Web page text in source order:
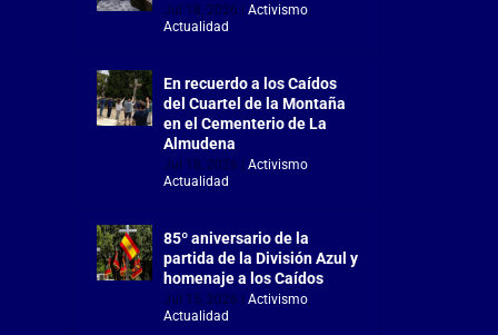
Jul 18, 2026 |Activismo,
Actualidad
En recuerdo a los Caídos
del Cuartel de la Montaña
en el Cementerio de La
Almudena
Jul 18, 2026 |Activismo,
Actualidad
85º aniversario de la
partida de la División Azul y
homenaje a los Caídos
Jul 15, 2026 |Activismo,
Actualidad